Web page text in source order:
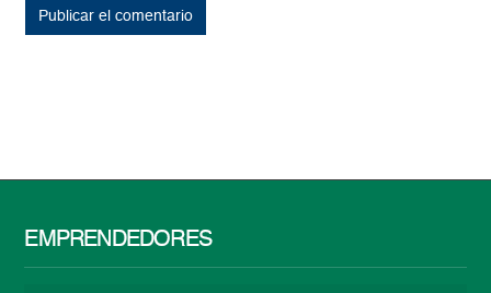
EMPRENDEDORES